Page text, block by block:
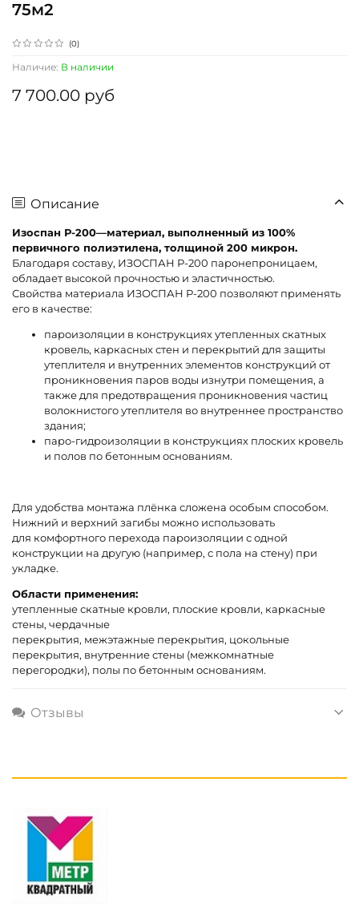
(0)
Наличие: В наличии
75м2
7 700.00 руб
Описание
Изоспан Р-200—материал, выполненный из 100%
первичного полиэтилена, толщиной 200 микрон.
Благодаря составу, ИЗОСПАН Р-200 паронепроницаем,
обладает высокой прочностью и эластичностью.
Свойства материала ИЗОСПАН Р-200 позволяют применять
его в качестве:
пароизоляции в конструкциях утепленных скатных
кровель, каркасных стен и перекрытий для защиты
утеплителя и внутренних элементов конструкций от
проникновения паров воды изнутри помещения, а
также для предотвращения проникновения частиц
волокнистого утеплителя во внутреннее пространство
здания;
паро-гидроизоляции в конструкциях плоских кровель
и полов по бетонным основаниям.
Для удобства монтажа плёнка сложена особым способом.
Нижний и верхний загибы можно использовать
для комфортного перехода пароизоляции с одной
конструкции на другую (например, с пола на стену) при
укладке.
Области применения:
утепленные скатные кровли, плоские кровли, каркасные
стены, чердачные
перекрытия, межэтажные перекрытия, цокольные
перекрытия, внутренние стены (межкомнатные
перегородки), полы по бетонным основаниям.
Отзывы